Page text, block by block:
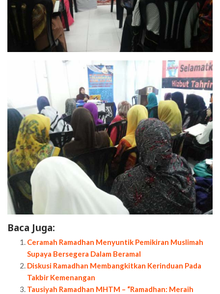
Baca Juga:
Ceramah Ramadhan Menyuntik Pemikiran Muslimah
Supaya Bersegera Dalam Beramal
Diskusi Ramadhan Membangkitkan Kerinduan Pada
Takbir Kemenangan
Tausiyah Ramadhan MHTM – “Ramadhan: Meraih